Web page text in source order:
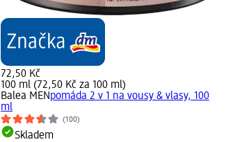
72,50 Kč
100 ml (72,50 Kč za 100 ml)
Balea MENpomáda 2 v 1 na vousy & vlasy, 100
ml
(100)
Skladem